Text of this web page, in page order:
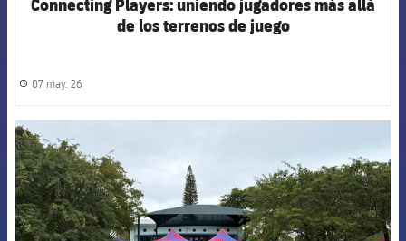
Connecting Players: uniendo jugadores más allá
de los terrenos de juego
label.share.clock
07 may. 26